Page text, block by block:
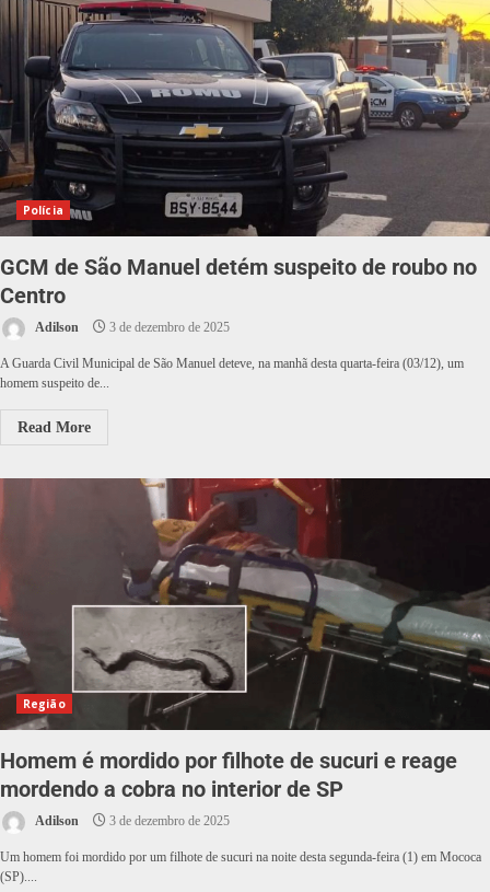
Polícia
GCM de São Manuel detém suspeito de roubo no
Centro
Adilson 3 de dezembro de 2025
A Guarda Civil Municipal de São Manuel deteve, na manhã desta quarta-feira (03/12), um
homem suspeito de...
Read More
Região
Homem é mordido por filhote de sucuri e reage
mordendo a cobra no interior de SP
Adilson 3 de dezembro de 2025
Um homem foi mordido por um filhote de sucuri na noite desta segunda-feira (1) em Mococa
(SP)....